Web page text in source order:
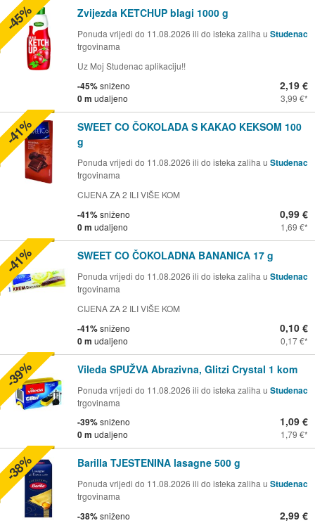
Zvijezda KETCHUP blagi 1000 g
Ponuda vrijedi do 11.08.2026 ili do isteka zaliha u Studenac
trgovinama
Uz Moj Studenac aplikaciju!!
-45%sniženo
0 m udaljeno
2,19 €
3,99 €
-45%
SWEET CO ČOKOLADA S KAKAO KEKSOM 100
g
Ponuda vrijedi do 11.08.2026 ili do isteka zaliha u Studenac
trgovinama
CIJENA ZA 2 ILI VIŠE KOM
-41%sniženo
0 m udaljeno
0,99 €
1,69 €
-41%
SWEET CO ČOKOLADNA BANANICA 17 g
Ponuda vrijedi do 11.08.2026 ili do isteka zaliha u Studenac
trgovinama
CIJENA ZA 2 ILI VIŠE KOM
-41%sniženo
0 m udaljeno
0,10 €
0,17 €
-41%
Vileda SPUŽVA Abrazivna, Glitzi Crystal 1 kom
Ponuda vrijedi do 11.08.2026 ili do isteka zaliha u Studenac
trgovinama
-39%sniženo
0 m udaljeno
1,09 €
1,79 €
-39%
Barilla TJESTENINA lasagne 500 g
Ponuda vrijedi do 11.08.2026 ili do isteka zaliha u Studenac
trgovinama
-38%sniženo 2,99 €
-38%